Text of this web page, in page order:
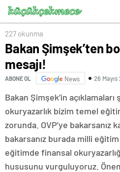
227 okunma
Bakan Şimşek’ten
mesajı!
ABONE OL News 26
Bakan Şimşek’in
okuryazarlık bizim temel
zorunda. OVP’ye bakarsanız
bakarsanız burada milli
eğitimde finansal
hususunu vurguluyoruz.